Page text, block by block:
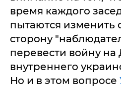
время каждого
пытаются изменить
сторону
перевести войну на
внутреннего
Но и в этом вопросе